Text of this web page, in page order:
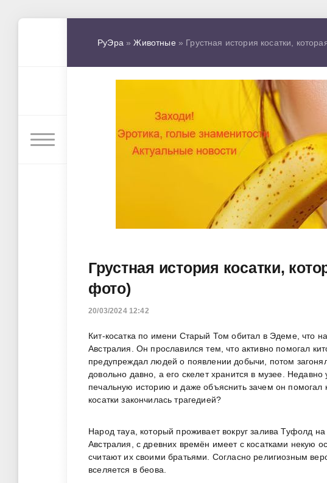
РуЭра »Животные » Грустная история косатки,
Грустная история косатки,
фото)
20/03/2024 12:42
Кит-косатка по имени Старый Том обитал в Эдеме, что
Австралия. Он прославился тем, что активно помогал
предупреждал людей о появлении добычи, потом
довольно давно, а его скелет хранится в музее. Недавно
печальную историю и даже объяснить зачем он
косатки закончилась трагедией?
Народ тауа, который проживает вокруг залива Туфолд
Австралия, с древних времён имеет с косатками некую
считают их своими братьями. Согласно религиозным
вселяется в беова.